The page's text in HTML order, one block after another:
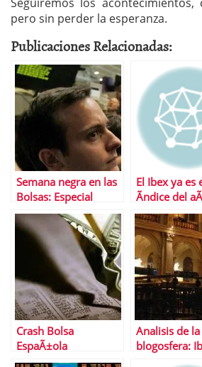
pero sin perder la esperanza.
Publicaciones Relacionadas:
Semana negra en las
Bolsas: Especial
Analisis Bolsa Enero
2010
El Ibex ya es
Ã­ndice del
Crash Bolsa
EspaÃ±ola
Analisis de la
blogosfera: